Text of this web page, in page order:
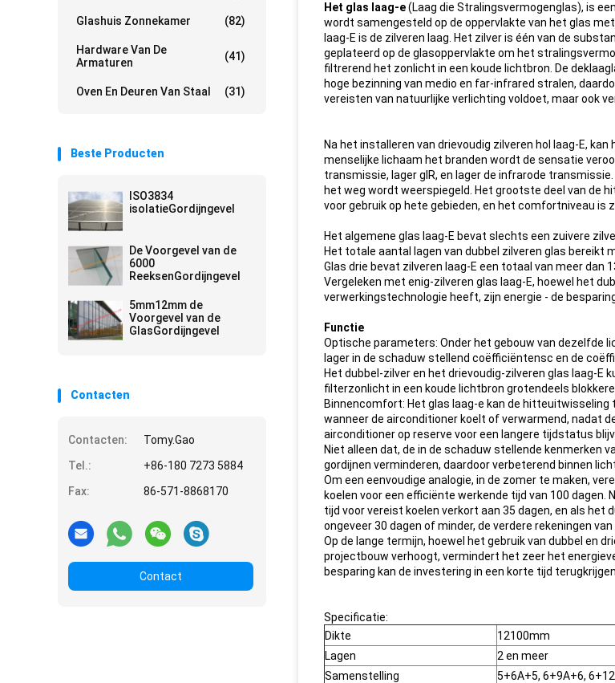
Glashuis Zonnekamer (82)
Hardware Van De
Armaturen
(41)
Oven En Deuren Van Staal (31)
Beste Producten
ISO3834
isolatieGordijngevel
De Voorgevel van de
6000
ReeksenGordijngevel
5mm12mm de
Voorgevel van de
GlasGordijngevel
Contacten
Contacten:
Tomy.Gao
Tel.:
+86-180 7273 5884
Fax:
86-571-8868170
Contact
Het glas laag-e(Laag die Stralingsvermogenglas), is
wordt samengesteld op de oppervlakte van het glas met
laag-E is de zilveren laag. Het zilver is één van de
geplateerd op de glasoppervlakte om het
filtrerend het zonlicht in een koude lichtbron. De
hoge bezinning van medio en far-infrared stralen,
vereisten van natuurlijke verlichting voldoet, maar ook
Na het installeren van drievoudig zilveren hol laag-E,
menselijke lichaam het branden wordt de sensatie
transmissie, lager gIR, en lager de infrarode
het weg wordt weerspiegeld. Het grootste deel van de
voor gebruik op hete gebieden, en het comfortniveau is
Het algemene glas laag-E bevat slechts een zuivere
Het totale aantal lagen van dubbel zilveren glas bereikt
Glas drie bevat zilveren laag-E een totaal van meer dan
Vergeleken met enig-zilveren glas laag-E, hoewel het
verwerkingstechnologie heeft, zijn energie - de
Functie
Optische parameters: Onder het gebouw van dezelfde
lager in de schaduw stellend coëfficiëntensc en de
Het dubbel-zilver en het drievoudig-zilveren glas laag-E
filterzonlicht in een koude lichtbron grotendeels
Binnencomfort: Het glas laag-e kan de
wanneer de airconditioner koelt of verwarmend, nadat
airconditioner op reserve voor een langere tijdstatus
Niet alleen dat, de in de schaduw stellende kenmerken
gordijnen verminderen, daardoor verbeterend binnen
Om een eenvoudige analogie, in de zomer te maken,
koelen voor een efficiënte werkende tijd van 100 dagen.
tijd voor vereist koelen verkort aan 35 dagen, en als
ongeveer 30 dagen of minder, de verdere rekeningen
Op de lange termijn, hoewel het gebruik van dubbel en
projectbouw verhoogt, vermindert het zeer het
besparing kan de investering in een korte tijd
Specificatie:
Dikte
12100mm
Lagen
2 en meer
Samenstelling
5+6A+5, 6+9A+6,